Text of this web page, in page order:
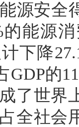
源安全
的能源
下降
GDP的
了世界
全社会